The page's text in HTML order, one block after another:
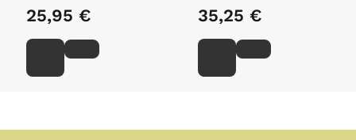
25,95 € 35,25 €